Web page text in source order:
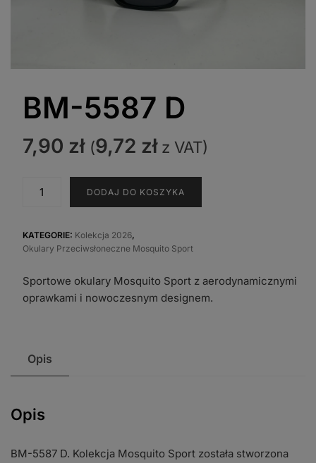
BM-5587 D
7,90 zł (9,72 złz VAT)
D
DODAJ DO KOSZYKA
KATEGORIE: Kolekcja 2026,
Okulary Przeciwsłoneczne Mosquito Sport
Sportowe okulary Mosquito Sport z aerodynamicznymi
oprawkami i nowoczesnym designem.
Opis
Opis
BM-5587 D. Kolekcja Mosquito Sport została stworzona